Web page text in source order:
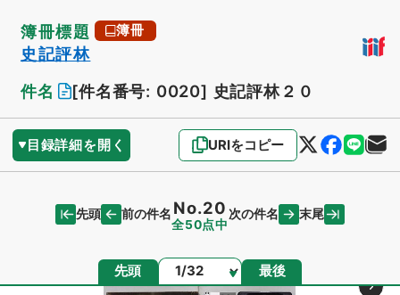
簿冊標題 簿冊
史記評林
件名
[件名番号: 0020] 史記評林２０
目録詳細を開く URIをコピー
先頭 前の件名 No.20
全50点中
次の件名 末尾
先頭 ページ 最後